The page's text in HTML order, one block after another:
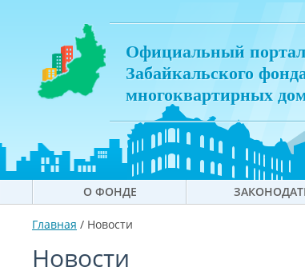
Официальный портал
Забайкальского
многоквартирных
О ФОНДЕ
Главная / Новости
Новости